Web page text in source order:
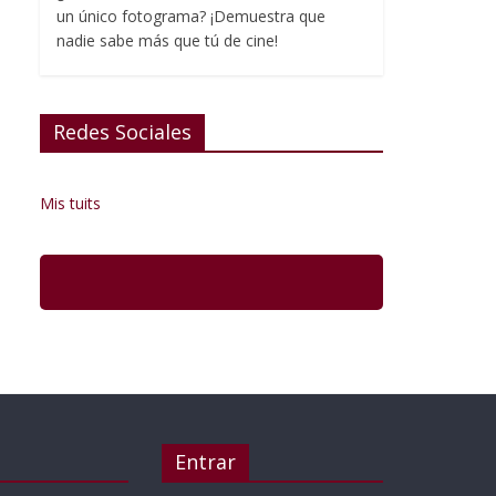
un único fotograma? ¡Demuestra que
nadie sabe más que tú de cine!
Redes Sociales
Mis tuits
Entrar